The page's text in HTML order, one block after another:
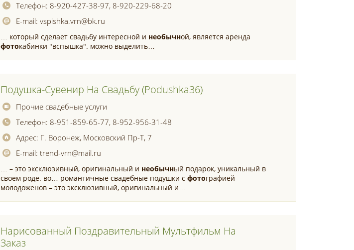
Телефон: 8-920-427-38-97, 8-920-229-68-20
E-mail:vspishka.vrn@bk.ru
… который сделает свадьбу интересной и необычной, является аренда
фотокабинки "вспышка". можно выделить…
Подушка-Сувенир На Свадьбу (podushka36)
Прочие свадебные услуги
Телефон: 8-951-859-65-77, 8-952-956-31-48
Адрес: Г. Воронеж, Московский Пр-Т, 7
E-mail:trend-vrn@mail.ru
… – это эксклюзивный, оригинальный и необычный подарок, уникальный в
своем роде. во… романтичные свадебные подушки сфотографией
молодоженов – это эксклюзивный, оригинальный и…
Нарисованный Поздравительный Мультфильм На
Заказ